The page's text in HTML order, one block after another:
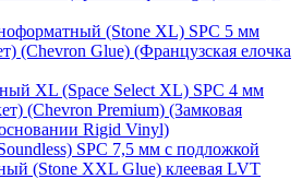
(Stone XL) SPC 5 мм
(Chevron Glue) (Французская елочка
XL (Space Select XL) SPC 4 мм
(Chevron Premium) (Замковая
Rigid Vinyl)
SPC 7,5 мм с подложкой
(Stone XXL Glue) клеевая LVT